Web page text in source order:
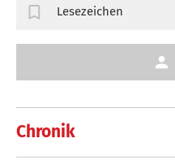
Chronik
Lesezeichen